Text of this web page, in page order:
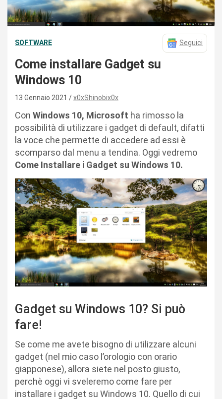
SOFTWARE Seguici
Come installare Gadget su
Windows 10
13 Gennaio 2021 x0xShinobix0x
Con Windows 10, Microsoft ha rimosso la
possibilità di utilizzare i gadget di default, difatti
la voce che permette di accedere ad essi è
scomparso dal menu a tendina. Oggi vedremo
Come Installare i Gadget su Windows 10.
Gadget su Windows 10? Si può
fare!
Se come me avete bisogno di utilizzare alcuni
gadget (nel mio caso l’orologio con orario
giapponese), allora siete nel posto giusto,
perchè oggi vi sveleremo come fare per
installare i gadget su Windows 10. Quello di cui